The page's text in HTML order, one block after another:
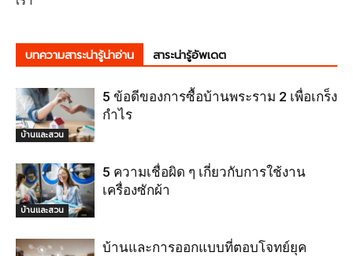
บทความสาระน่ารู้น่าอ่าน สาระน่ารู้อัพเดต
บ้านและสวน
5 ข้อดีของการซื้อบ้านพระราม 2 เพื่อเกร็ง
กำไร
บ้านและสวน
5 ความเชื่อผิด ๆ เกี่ยวกับการใช้งาน
เครื่องซักผ้า
บ้านและการออกแบบที่ตอบโจทย์ยุค